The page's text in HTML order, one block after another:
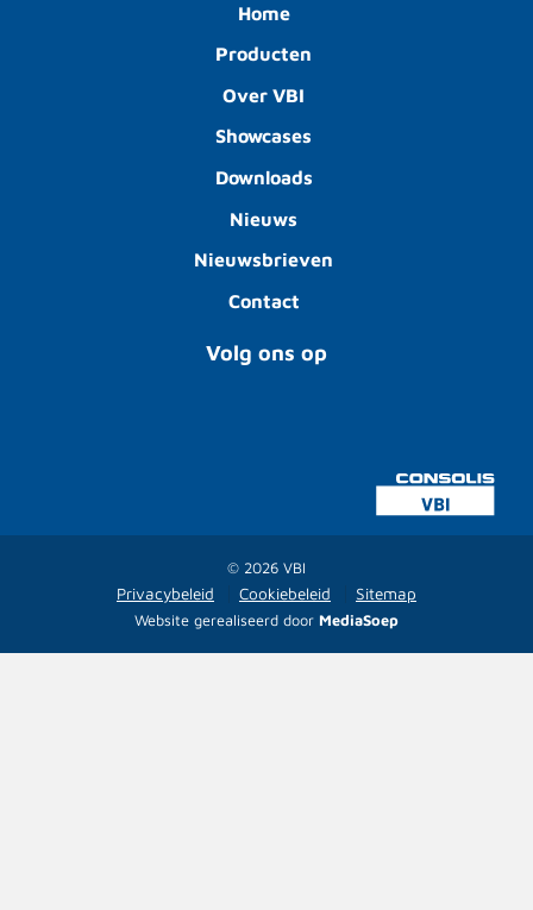
Home
Producten
Over VBI
Showcases
Downloads
Nieuws
Nieuwsbrieven
Contact
Volg ons op
© 2026 VBI
Privacybeleid Cookiebeleid Sitemap
Website gerealiseerd door MediaSoep